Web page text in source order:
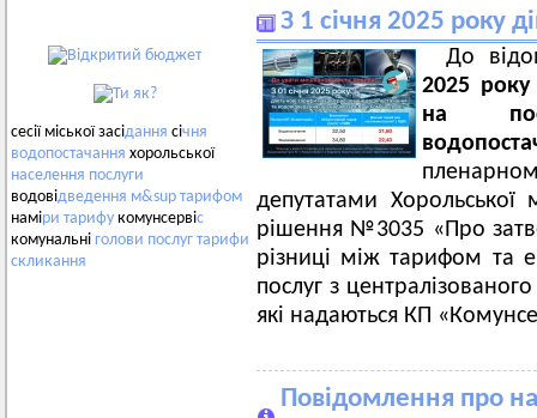
сесії міської засідання січня
водопостачання хорольської
населення послуги
водовідведення м&sup тарифом
наміри тарифу комунсервіс
комунальні голови послуг тарифи
скликання
З 1 січня 2025 року
До
2025
на
депутатами Хорольської
рішення №3035 «Про
різниці між тарифом та
послуг з
які надаються КП
Повідомлення про